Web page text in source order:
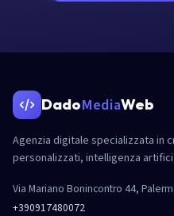
DadoMediaWeb
Agenzia digitale specializzata in
personalizzati, intelligenza
Via Mariano Bonincontro 44,
+390917480072